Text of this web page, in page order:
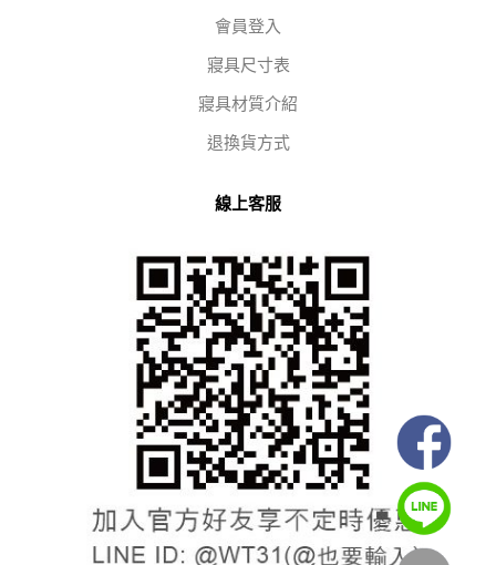
會員登入
寢具尺寸表
寢具材質介紹
退換貨方式
線上客服